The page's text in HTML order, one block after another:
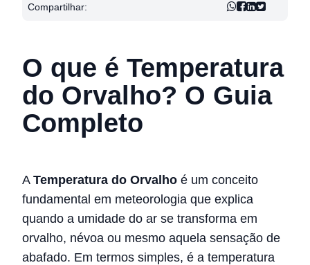
Compartilhar:
O que é Temperatura
do Orvalho? O Guia
Completo
A Temperatura do Orvalho é um conceito
fundamental em meteorologia que explica
quando a umidade do ar se transforma em
orvalho, névoa ou mesmo aquela sensação de
abafado. Em termos simples, é a temperatura